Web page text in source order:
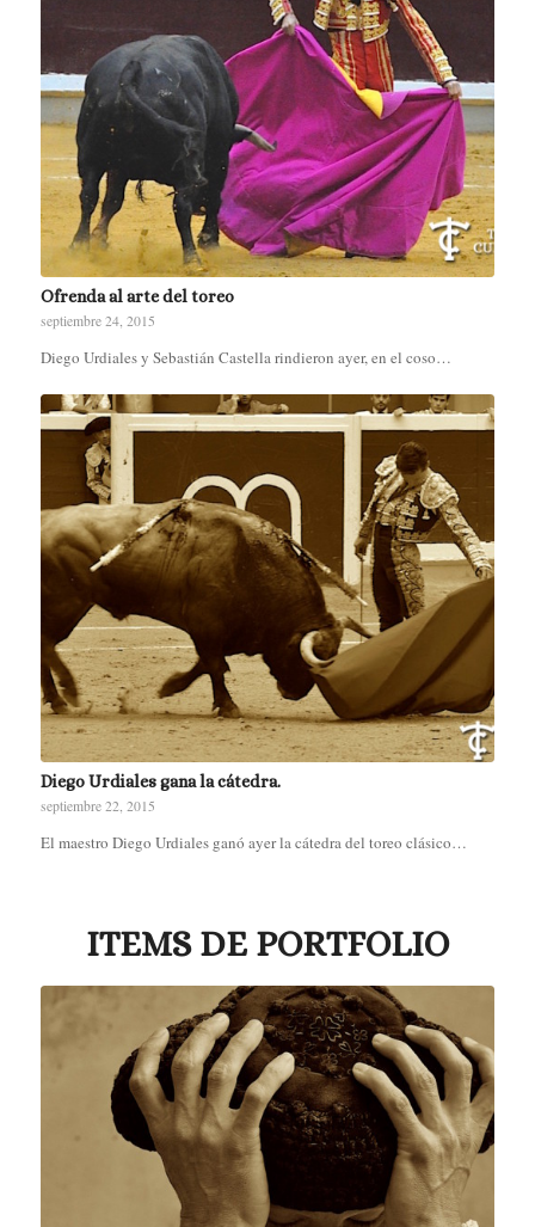
Ofrenda al arte del toreo
septiembre 24, 2015
Diego Urdiales y Sebastián Castella rindieron ayer, en el coso…
Diego Urdiales gana la cátedra.
septiembre 22, 2015
El maestro Diego Urdiales ganó ayer la cátedra del toreo clásico…
ITEMS DE PORTFOLIO